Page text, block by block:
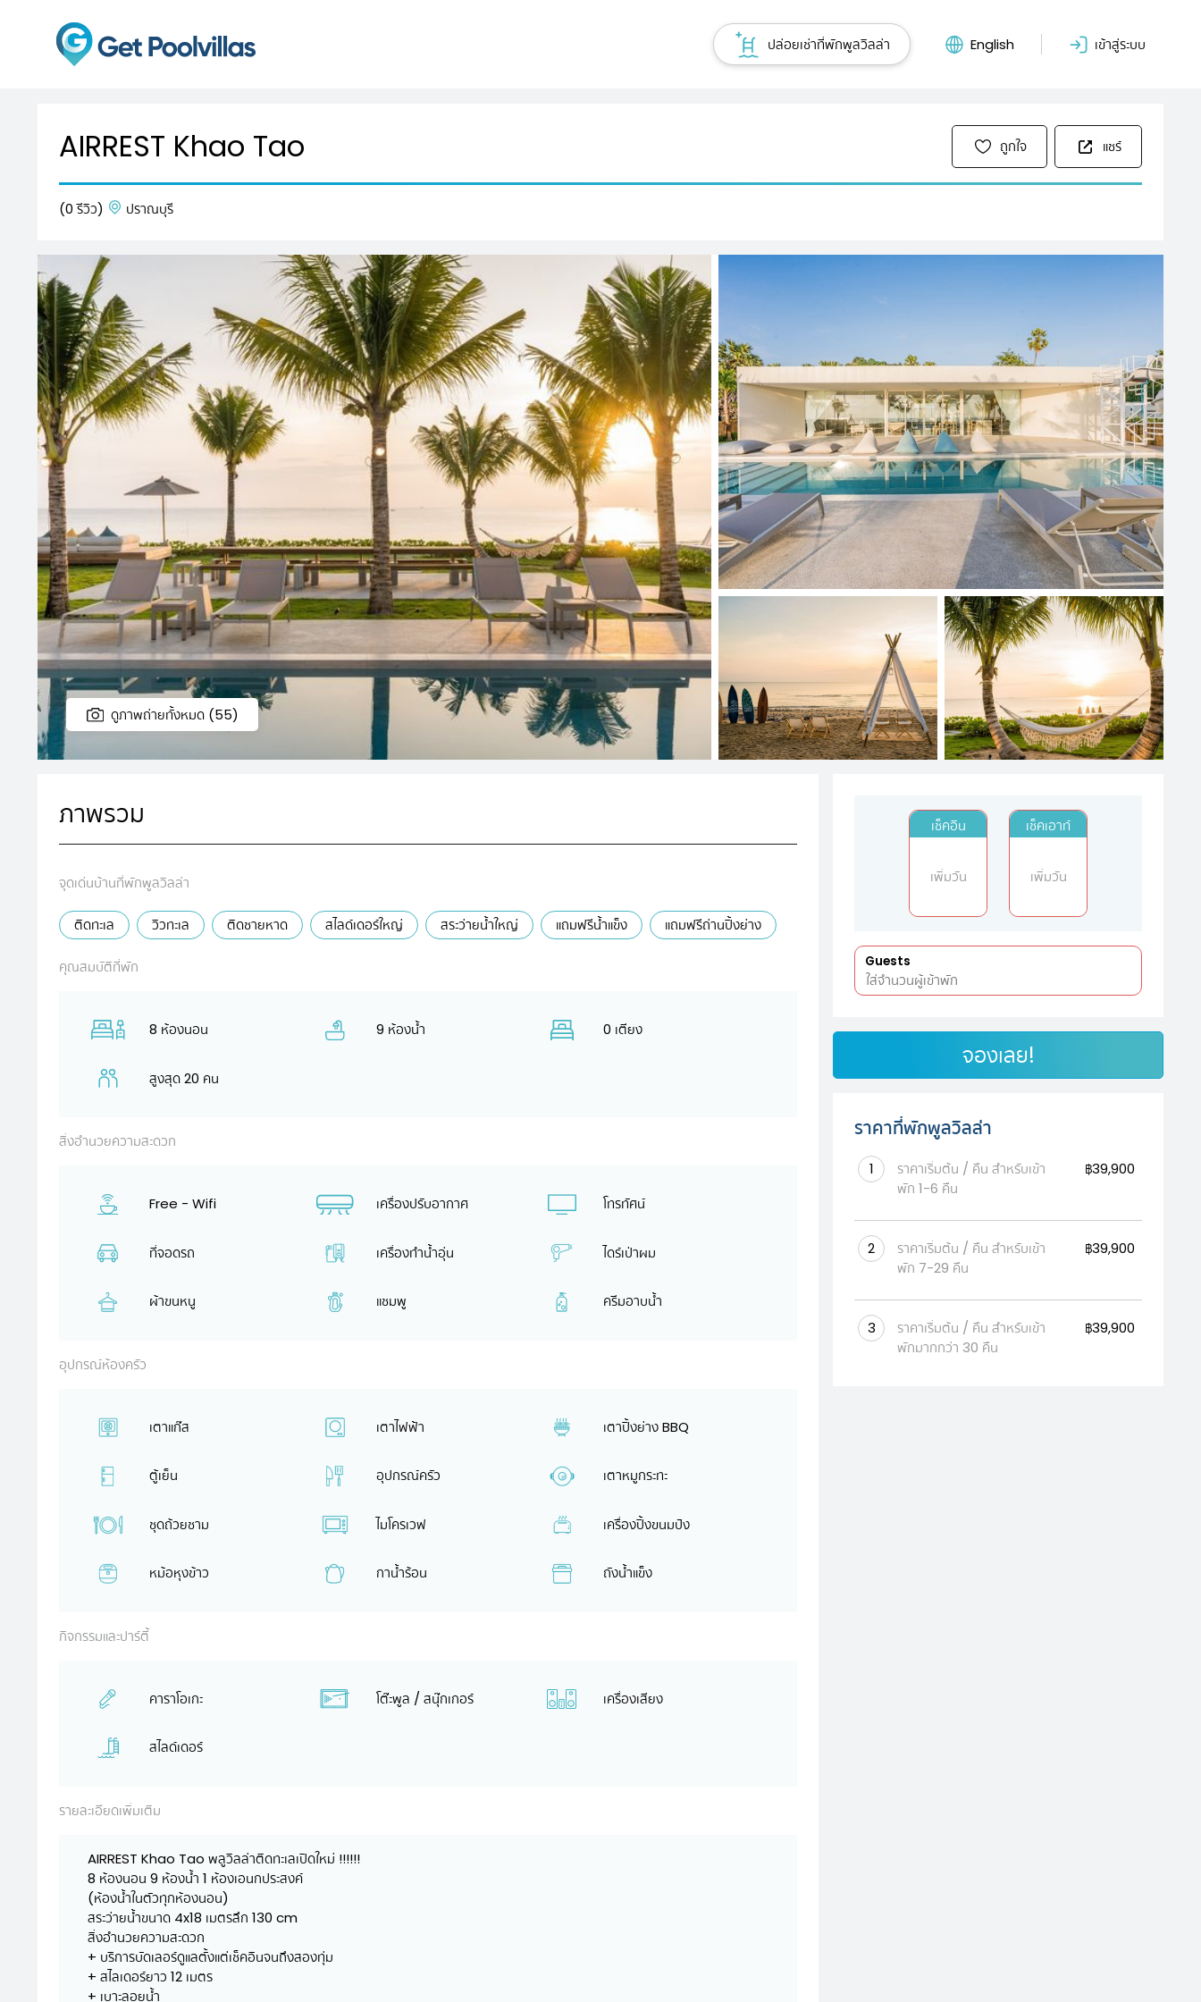
ปล่อยเช่าที่พักพูลวิลล่า English เข้าสู่ระบบ
AIRREST Khao Tao
(0 รีวิว) ปราณบุรี
ถูกใจ แชร์
ดูภาพถ่ายทั้งหมด (55)
เช็คอิน
เพิ่มวัน
เช็คเอาท์
เพิ่มวัน
Guests
จองเลย!
ราคาที่พักพูลวิลล่า
1
ราคาเริ่มต้น / คืน สำหรับเข้า
พัก 1-6 คืน
฿39,900
2
ราคาเริ่มต้น / คืน สำหรับเข้า
พัก 7-29 คืน
฿39,900
3
ราคาเริ่มต้น / คืน สำหรับเข้า
พักมากกว่า 30 คืน
฿39,900
ภาพรวม
จุดเด่นบ้านที่พักพูลวิลล่า
ติดทะเล วิวทะเล ติดชายหาด สไลด์เดอร์ใหญ่ สระว่ายน้ำใหญ่ แถมฟรีน้ำแข็ง แถมฟรีถ่านปิ้งย่าง
คุณสมบัติที่พัก
8 ห้องนอน 9 ห้องน้ำ 0 เตียง
สูงสุด 20 คน
สิ่งอำนวยความสะดวก
Free - Wifi เครื่องปรับอากาศ โทรทัศน์
ที่จอดรถ เครื่องทำน้ำอุ่น ไดร์เป่าผม
ผ้าขนหนู แชมพู ครีมอาบน้ำ
อุปกรณ์ห้องครัว
เตาแก๊ส เตาไฟฟ้า เตาปิ้งย่าง BBQ
ตู้เย็น อุปกรณ์ครัว เตาหมูกระทะ
ชุดถ้วยชาม ไมโครเวฟ เครื่องปิ้งขนมปัง
หม้อหุงข้าว กาน้ำร้อน ถังน้ำแข็ง
กิจกรรมและปาร์ตี้
คาราโอเกะ โต๊ะพูล / สนุ๊กเกอร์ เครื่องเสียง
สไลด์เดอร์
รายละเอียดเพิ่มเติม
AIRREST Khao Tao พลูวิลล่าติดทะเลเปิดใหม่ !!!!!!
8 ห้องนอน 9 ห้องน้ำ 1 ห้องเอนกประสงค์
(ห้องน้ำในตัวทุกห้องนอน)
สระว่ายน้ำขนาด 4x18 เมตรลึก 130 cm
สิ่งอำนวยความสะดวก
+ บริการบัดเลอร์ดูแลตั้งแต่เช็คอินจนถึงสองทุ่ม
+ สไลเดอร์ยาว 12 เมตร
+ เบาะลอยน้ำ